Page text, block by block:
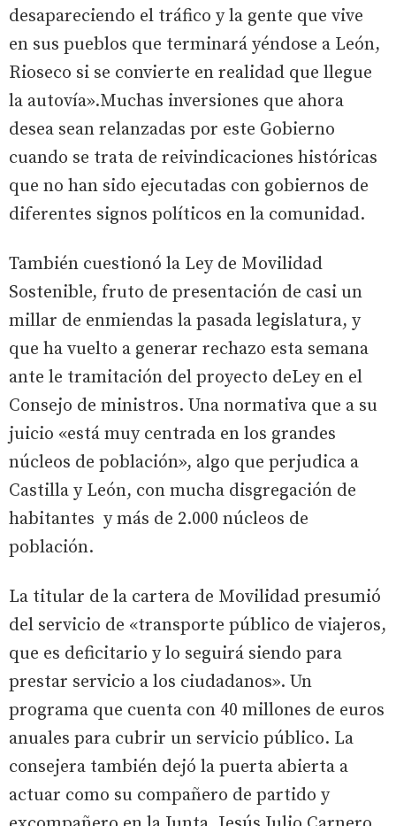
desapareciendo el tráfico y la gente que vive
en sus pueblos que terminará yéndose a León,
Rioseco si se convierte en realidad que llegue
la autovía».Muchas inversiones que ahora
desea sean relanzadas por este Gobierno
cuando se trata de reivindicaciones históricas
que no han sido ejecutadas con gobiernos de
diferentes signos políticos en la comunidad.
También cuestionó la Ley de Movilidad
Sostenible, fruto de presentación de casi un
millar de enmiendas la pasada legislatura, y
que ha vuelto a generar rechazo esta semana
ante le tramitación del proyecto deLey en el
Consejo de ministros. Una normativa que a su
juicio «está muy centrada en los grandes
núcleos de población», algo que perjudica a
Castilla y León, con mucha disgregación de
habitantes y más de 2.000 núcleos de
población.
La titular de la cartera de Movilidad presumió
del servicio de «transporte público de viajeros,
que es deficitario y lo seguirá siendo para
prestar servicio a los ciudadanos». Un
programa que cuenta con 40 millones de euros
anuales para cubrir un servicio público. La
consejera también dejó la puerta abierta a
actuar como su compañero de partido y